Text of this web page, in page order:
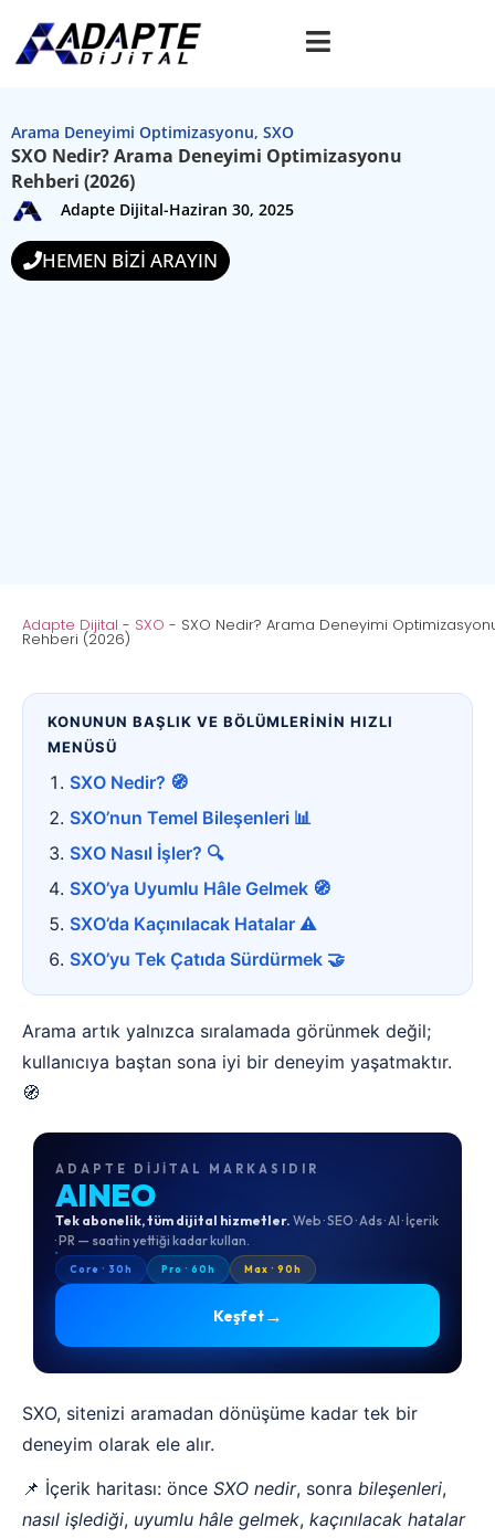
Arama Deneyimi Optimizasyonu, SXO
SXO Nedir? Arama Deneyimi Optimizasyonu
Rehberi (2026)
Adapte Dijital-Haziran 30, 2025
HEMEN BİZİ ARAYIN
Adapte Dijital - SXO - SXO Nedir? Arama Deneyimi
Rehberi (2026)
KONUNUN BAŞLIK VE BÖLÜMLERİNİN HIZLI
MENÜSÜ
SXO Nedir? 🧭
SXO’nun Temel Bileşenleri 📊
SXO Nasıl İşler? 🔍
SXO’ya Uyumlu Hâle Gelmek 🧭
SXO’da Kaçınılacak Hatalar ⚠️
SXO’yu Tek Çatıda Sürdürmek 🤝
Arama artık yalnızca sıralamada görünmek değil;
kullanıcıya baştan sona iyi bir deneyim yaşatmaktır.
🧭
ADAPTE DIJITAL MARKASIDIR
AINEO
Tek abonelik, tüm dijital hizmetler. Web · SEO · Ads · AI · İçerik
· PR — saatin yettiği kadar kullan.
Core · 30h Pro · 60h Max · 90h
Keşfet→
SXO, sitenizi aramadan dönüşüme kadar tek bir
deneyim olarak ele alır.
📌 İçerik haritası: önce SXO nedir, sonra bileşenleri,
nasıl işlediği, uyumlu hâle gelmek, kaçınılacak hatalar